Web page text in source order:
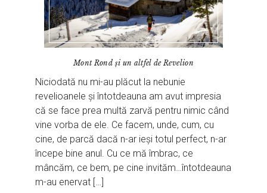
Mont Rond și un altfel de Revelion
Niciodată nu mi-au plăcut la nebunie
revelioanele și întotdeauna am avut impresia
că se face prea multă zarvă pentru nimic când
vine vorba de ele. Ce facem, unde, cum, cu
cine, de parcă dacă n-ar ieși totul perfect, n-ar
începe bine anul. Cu ce mă îmbrac, ce
mâncăm, ce bem, pe cine invităm…întotdeauna
m-au enervat […]